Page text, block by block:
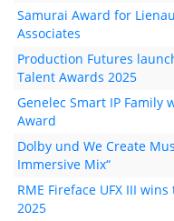
Samurai Award for
Associates
Production Futures
Talent Awards 2025
Genelec Smart IP Family
Award
Dolby und We Create
Immersive Mix“
RME Fireface UFX III
2025